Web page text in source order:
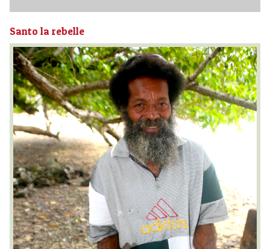
Santo la rebelle